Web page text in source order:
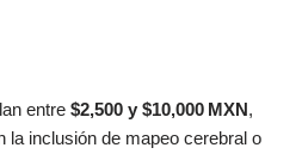
entre $2,500 y $10,000 MXN,
la inclusión de mapeo cerebral o